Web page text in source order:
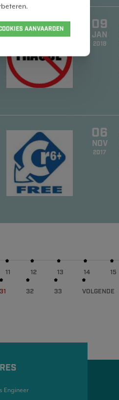
09
JAN
2018
06
NOV
2017
11 12 13 14 15
31 32 33 VOLGENDE
Engineer
AANVAARDEN